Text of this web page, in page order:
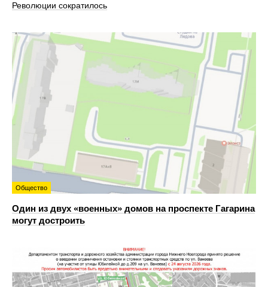
Революции сократилось
Общество
Один из двух «военных» домов на проспекте Гагарина
могут достроить